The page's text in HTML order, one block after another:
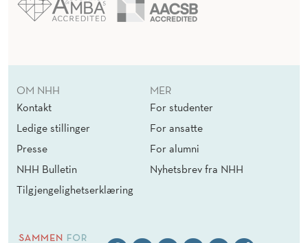
OM NHH
Kontakt
Ledige stillinger
Presse
NHH Bulletin
Tilgjengelighetserklæring
MER
For studenter
For ansatte
For alumni
Nyhetsbrev fra NHH